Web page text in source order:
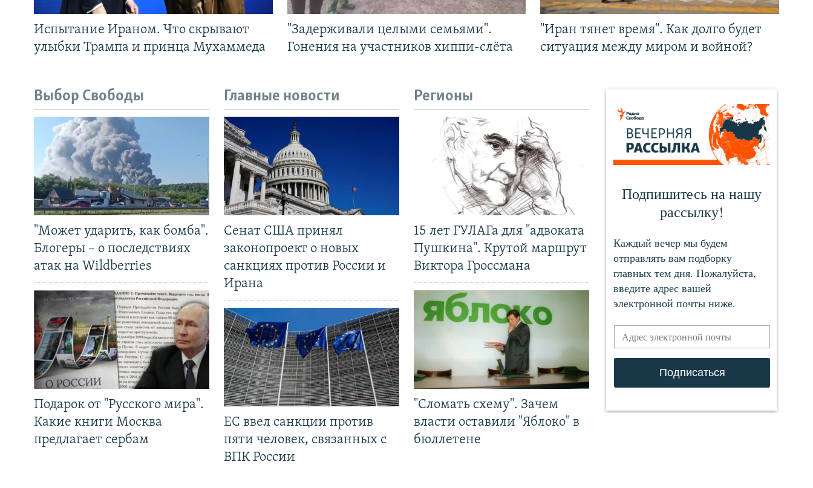
Испытание Ираном. Что скрывают
улыбки Трампа и принца Мухаммеда
"Задерживали целыми семьями".
Гонения на участников хиппи-слёта
"Иран тянет время". Как долго будет
ситуация между миром и войной?
Выбор Свободы
"Может ударить, как бомба".
Блогеры – о последствиях
атак на Wildberries
Подарок от "Русского мира".
Какие книги Москва
предлагает сербам
Главные новости
Сенат США принял
законопроект о новых
санкциях против России и
Ирана
ЕС ввел санкции против
пяти человек, связанных с
ВПК России
Регионы
15 лет ГУЛАГа для "адвоката
Пушкина". Крутой маршрут
Виктора Гроссмана
"Сломать схему". Зачем
власти оставили "Яблоко" в
бюллетене